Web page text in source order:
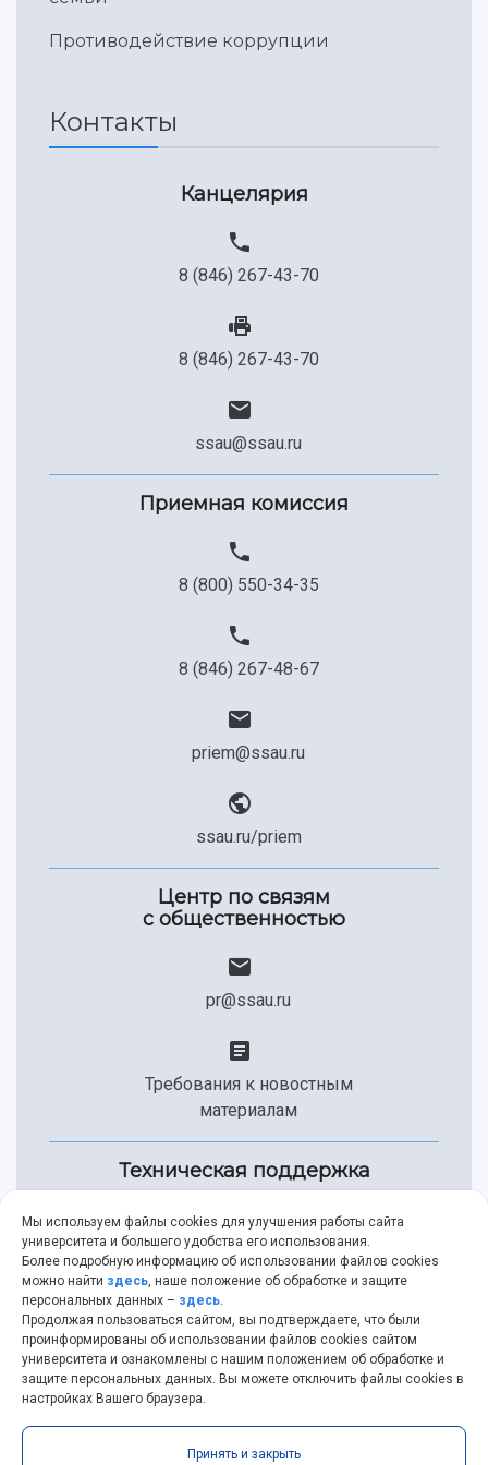
Международный межвузовский кампус
Сведения об образовательной организации
Противодействие коррупции
Контакты
Канцелярия
8 (846) 267-43-70
8 (846) 267-43-70
ssau@ssau.ru
Приемная комиссия
8 (800) 550-34-35
8 (846) 267-48-67
priem@ssau.ru
ssau.ru/priem
Центр по связям
с общественностью
pr@ssau.ru
Требования к новостным
материалам
Техническая поддержка
+7 (846) 267-49-99
help@ssau.ru
Самарский университет © 2026 |ssau.ru
Мы используем файлы cookies для улучшения работы сайта
университета и большего удобства его использования.
Более подробную информацию об использовании файлов cookies
можно найти здесь, наше положение об обработке и защите
персональных данных – здесь.
Продолжая пользоваться сайтом, вы подтверждаете, что были
проинформированы об использовании файлов cookies сайтом
университета и ознакомлены с нашим положением об обработке и
защите персональных данных. Вы можете отключить файлы cookies в
настройках Вашего браузера.
Принять и закрыть